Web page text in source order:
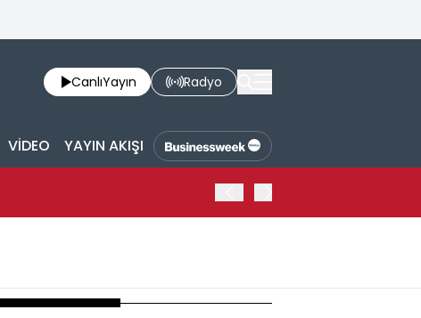
CanlıYayın Radyo
VİDEO YAYIN AKIŞI